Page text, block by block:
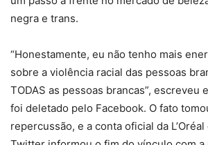
negra e trans.
“Honestamente, eu não tenho mais
sobre a violência racial das pessoas
TODAS as pessoas brancas”, escreveu
foi deletado pelo Facebook. O fato
repercussão, e a conta oficial da